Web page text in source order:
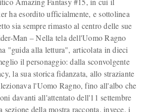
ha esordito ufficialmente, e sottolinea
sia sempre rimasto al centro delle sue
Man – Nella tela dell'Uomo Ragno
"guida alla lettura", articolata in dieci
il personaggio: dalla sconvolgente
la sua storica fidanzata, allo straziante
l'Uomo Ragno, fino all'albo che
davanti all'attentato dell'11 settembre
sezione della mostra racconta, invece, i